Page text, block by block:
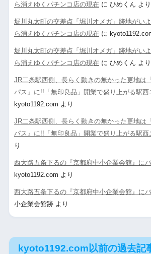
ら消えゆくパチンコ店の現在 に ひめくん より
堀川丸太町の交差点「堀川オメガ」跡地がい
ら消えゆくパチンコ店の現在 に
堀川丸太町の交差点「堀川オメガ」跡地がい
ら消えゆくパチンコ店の現在 に ひめくん より
JR二条駅西側、長らく動きの無かった更地は
パス』に!!「無印良品」開業で盛り上がる駅西
kyoto1192.com より
JR二条駅西側、長らく動きの無かった更地は
パス』に!!「無印良品」開業で盛り上がる駅西
り
西大路五条下るの『京都府中小企業会館』に
kyoto1192.com より
西大路五条下るの『京都府中小企業会館』に
小企業会館跡より
kyoto1192.com以前の過去記